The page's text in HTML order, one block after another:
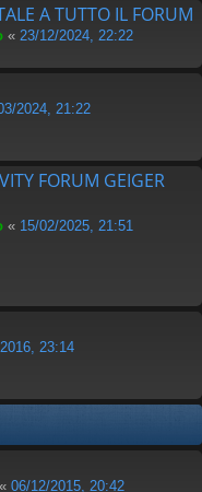
A TUTTO IL FORUM
« 23/12/2024, 22:22
2024, 21:22
FORUM GEIGER
« 15/02/2025, 21:51
23:14
« 06/12/2015, 20:42